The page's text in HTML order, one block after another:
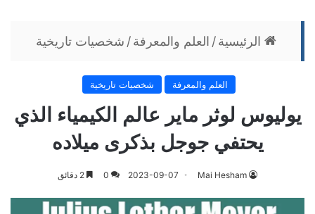
الرئيسية / العلم والمعرفة / شخصيات تاريخية
العلم والمعرفة شخصيات تاريخية
يوليوس لوثر ماير عالم الكيمياء الذي
يحتفي جوجل بذكرى ميلاده
Mai Hesham
2023-09-07
0